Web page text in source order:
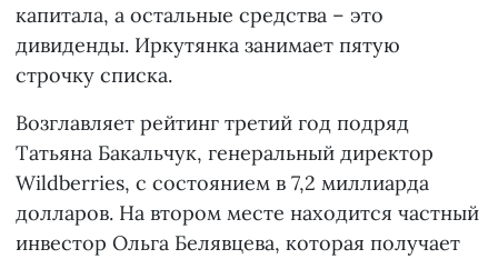
капитала, а остальные средства – это
дивиденды. Иркутянка занимает пятую
строчку списка.
Возглавляет рейтинг третий год подряд
Татьяна Бакальчук, генеральный директор
Wildberries, с состоянием в 7,2 миллиарда
долларов. На втором месте находится частный
инвестор Ольга Белявцева, которая получает